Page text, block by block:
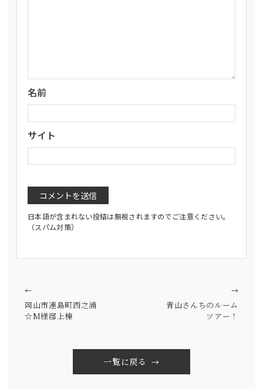
名前
サイト
日本語が含まれない投稿は無視されますのでご注意ください。
（スパム対策）
岡山市連島町西之浦
☆M様邸上棟
←
一覧に戻る
青山さんちのルーム
ツアー！
→